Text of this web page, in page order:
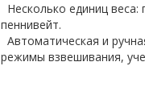
Несколько единиц веса:
пеннивейт.
Автоматическая и
режимы взвешивания,